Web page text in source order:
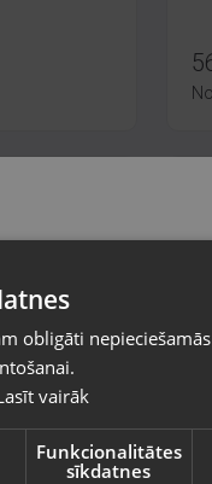
No
valodā
obligāti
vairāk
Funkcionalitātes
sīkdatnes